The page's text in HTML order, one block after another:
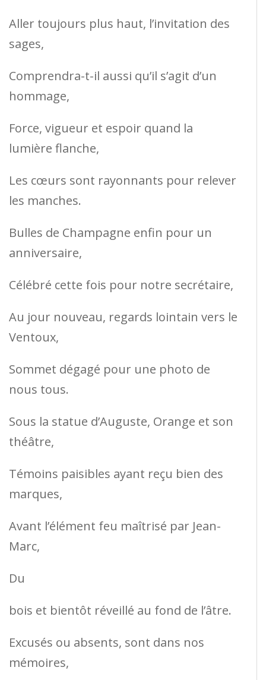
Aller toujours plus haut, l’invitation des
sages,
Comprendra-t-il aussi qu’il s’agit d’un
hommage,
Force, vigueur et espoir quand la
lumière flanche,
Les cœurs sont rayonnants pour relever
les manches.
Bulles de Champagne enfin pour un
anniversaire,
Célébré cette fois pour notre secrétaire,
Au jour nouveau, regards lointain vers le
Ventoux,
Sommet dégagé pour une photo de
nous tous.
Sous la statue d’Auguste, Orange et son
théâtre,
Témoins paisibles ayant reçu bien des
marques,
Avant l’élément feu maîtrisé par Jean-
Marc,
Du
bois et bientôt réveillé au fond de l’âtre.
Excusés ou absents, sont dans nos
mémoires,